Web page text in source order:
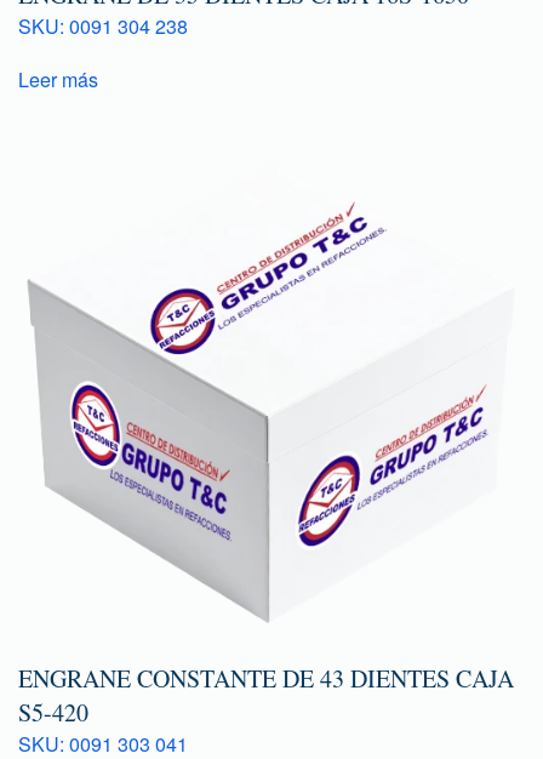
SKU: 0091 304 238
Leer más
ENGRANE CONSTANTE DE 43 DIENTES CAJA
S5-420
SKU: 0091 303 041